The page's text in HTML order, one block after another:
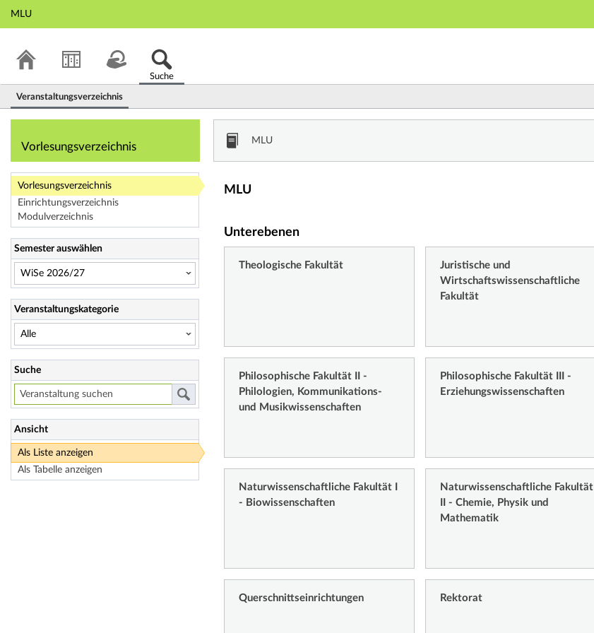
Hauptnavigation
Fußzeile
MLU
Suche
Veranstaltungsverzeichnis
Vorlesungsverzeichnis
Vorlesungsverzeichnis
Einrichtungsverzeichnis
Modulverzeichnis
Semester auswählen
Veranstaltungskategorie
Suche
Ansicht
Als Liste anzeigen
Als Tabelle anzeigen
MLU
MLU
Unterebenen
Theologische Fakultät
Juristische und
Wirtschaftswissenschaftliche
Fakultät
Philosophische Fakultät II -
Philologien, Kommunikations-
und Musikwissenschaften
Philosophische Fakultät III -
Erziehungswissenschaften
Naturwissenschaftliche Fakultät I
- Biowissenschaften
Naturwissenschaftliche Fakultät
II - Chemie, Physik und
Mathematik
Querschnittseinrichtungen Rektorat